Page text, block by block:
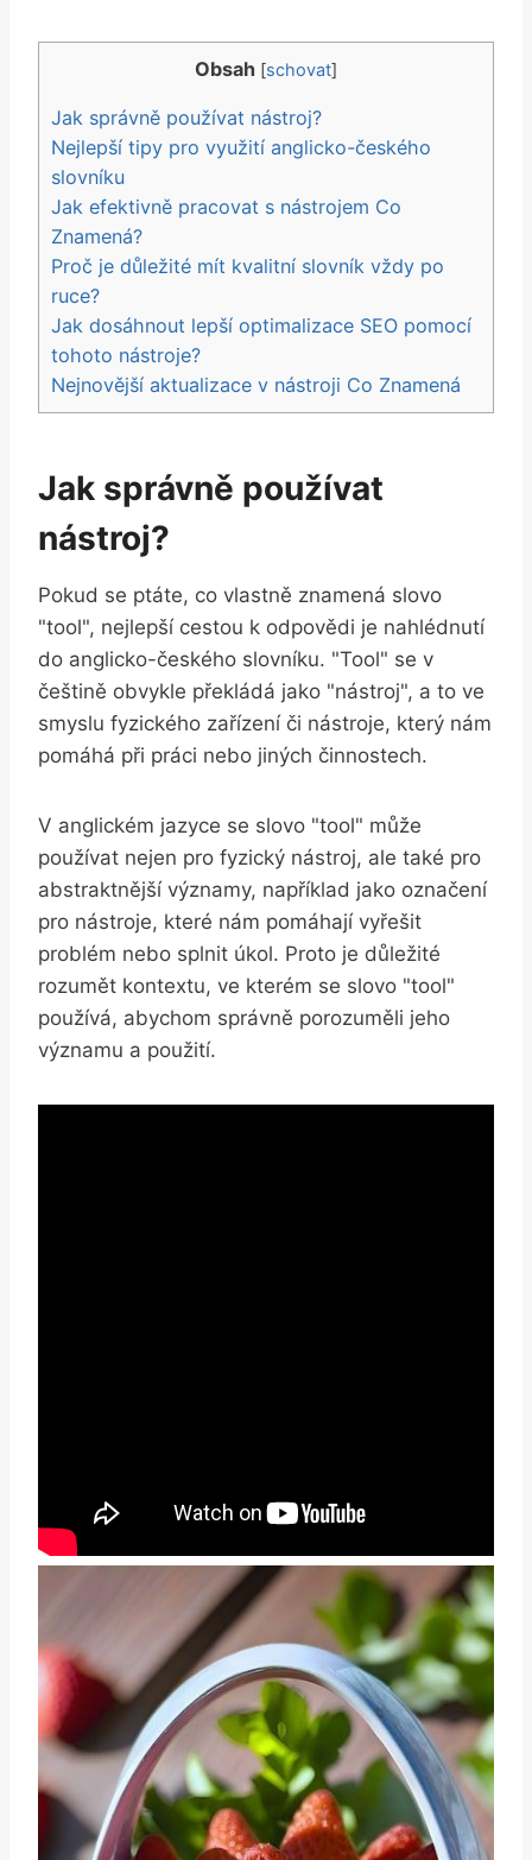
Obsah [schovat]
Jak správně používat nástroj?
Nejlepší tipy pro využití anglicko-českého
slovníku
Jak efektivně pracovat s nástrojem Co
Znamená?
Proč je důležité mít kvalitní slovník vždy po
ruce?
Jak dosáhnout lepší optimalizace SEO pomocí
tohoto nástroje?
Nejnovější aktualizace v nástroji Co Znamená
Jak správně používat
nástroj?
Pokud se ptáte, co vlastně znamená slovo
"tool", nejlepší cestou k odpovědi je nahlédnutí
do anglicko-českého slovníku. "Tool" se v
češtině obvykle překládá jako "nástroj", a to ve
smyslu fyzického zařízení či nástroje, který nám
pomáhá při práci nebo jiných činnostech.
V anglickém jazyce se slovo "tool" může
používat nejen pro fyzický nástroj, ale také pro
abstraktnější významy, například jako označení
pro nástroje, které nám pomáhají vyřešit
problém nebo splnit úkol. Proto je důležité
rozumět kontextu, ve kterém se slovo "tool"
používá, abychom správně porozuměli jeho
významu a použití.